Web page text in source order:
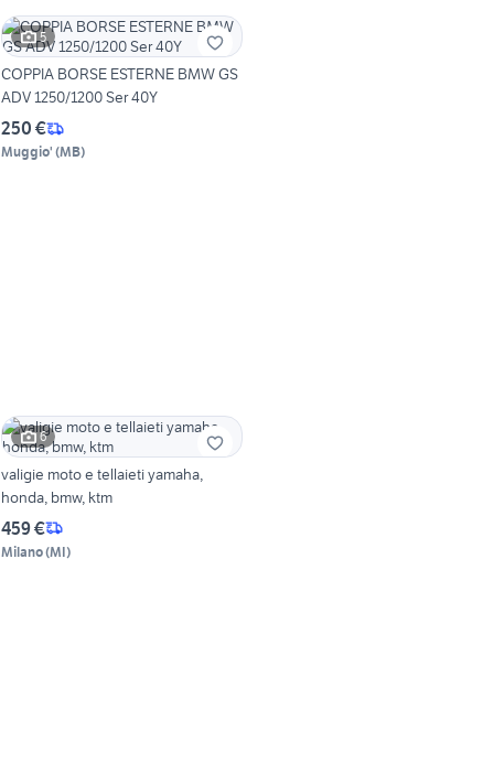
5
COPPIA BORSE ESTERNE BMW GS
ADV 1250/1200 Ser 40Y
250 €
Muggio' (MB)
6
valigie moto e tellaieti yamaha,
honda, bmw, ktm
459 €
Milano(MI)